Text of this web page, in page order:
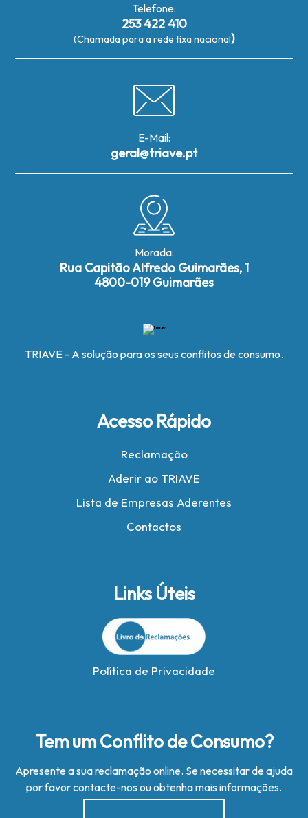
Telefone:
253 422 410
(Chamada para a rede fixa nacional)
E-Mail:
geral@triave.pt
Morada:
Rua Capitão Alfredo Guimarães, 1
4800-019 Guimarães
TRIAVE - A solução para os seus conflitos de consumo.
Acesso Rápido
Reclamação
Aderir ao TRIAVE
Lista de Empresas Aderentes
Contactos
Links Úteis
Política de Privacidade
Tem um Conflito de Consumo?
Apresente a sua reclamação online. Se necessitar de ajuda
por favor contacte-nos ou obtenha mais informações.